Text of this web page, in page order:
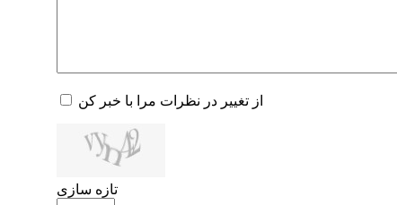
از تغییر در نظرات مرا با خبر کن
تازه سازی